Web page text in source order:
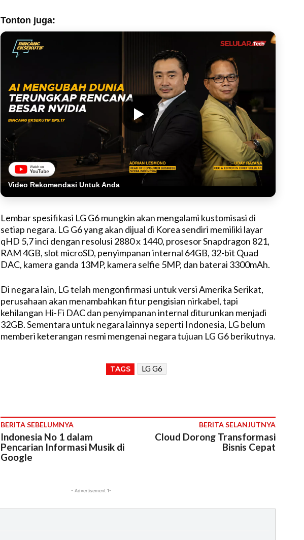
Tonton juga:
Video Rekomendasi Untuk Anda
Lembar spesifikasi LG G6 mungkin akan mengalami kustomisasi di
setiap negara. LG G6 yang akan dijual di Korea sendiri memiliki layar
qHD 5,7 inci dengan resolusi 2880 x 1440, prosesor Snapdragon 821,
RAM 4GB, slot microSD, penyimpanan internal 64GB, 32-bit Quad
DAC, kamera ganda 13MP, kamera selfie 5MP, dan baterai 3300mAh.
Di negara lain, LG telah mengonfirmasi untuk versi Amerika Serikat,
perusahaan akan menambahkan fitur pengisian nirkabel, tapi
kehilangan Hi-Fi DAC dan penyimpanan internal diturunkan menjadi
32GB. Sementara untuk negara lainnya seperti Indonesia, LG belum
memberi keterangan resmi mengenai negara tujuan LG G6 berikutnya.
TAGS LG G6
BERITA SEBELUMNYA
​Indonesia No 1 dalam
Pencarian Informasi Musik di
Google
BERITA SELANJUTNYA
Cloud Dorong Transformasi
Bisnis Cepat
- Advertisement 1-